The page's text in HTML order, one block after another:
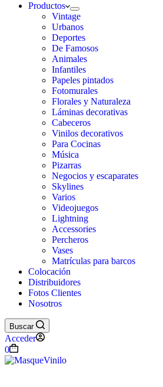
Productos
Vintage
Urbanos
Deportes
De Famosos
Animales
Infantiles
Papeles pintados
Fotomurales
Florales y Naturaleza
Láminas decorativas
Cabeceros
Vinilos decorativos
Para Cocinas
Música
Pizarras
Negocios y escaparates
Skylines
Varios
Videojuegos
Lightning
Accessories
Percheros
Vases
Matrículas para barcos
Colocación
Distribuidores
Fotos Clientes
Nosotros
Buscar
Acceder
Carro
de
0